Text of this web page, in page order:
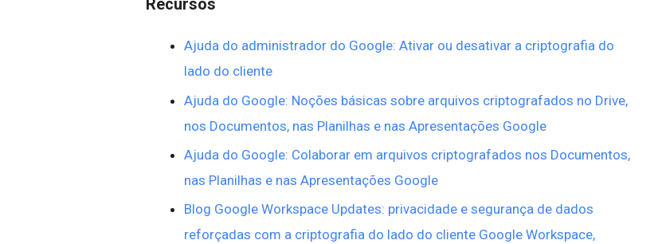
Recursos
Ajuda do administrador do Google: Ativar ou desativar a criptografia do
lado do cliente
Ajuda do Google: Noções básicas sobre arquivos criptografados no Drive,
nos Documentos, nas Planilhas e nas Apresentações Google
Ajuda do Google: Colaborar em arquivos criptografados nos Documentos,
nas Planilhas e nas Apresentações Google
Blog Google Workspace Updates: privacidade e segurança de dados
reforçadas com a criptografia do lado do cliente Google Workspace,